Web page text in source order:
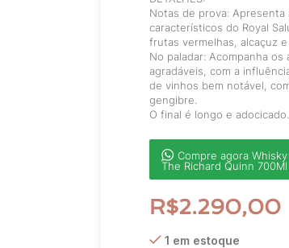
Notas de prova: Apresenta
característicos do Royal
frutas vermelhas, alcaçuz e
No paladar: Acompanha os
agradáveis, com a
de vinhos bem notável,
gengibre.
O final é longo e adocicado.
Compre agora
The Richard Quinn 700Ml
R$2.290,00
1 em estoque